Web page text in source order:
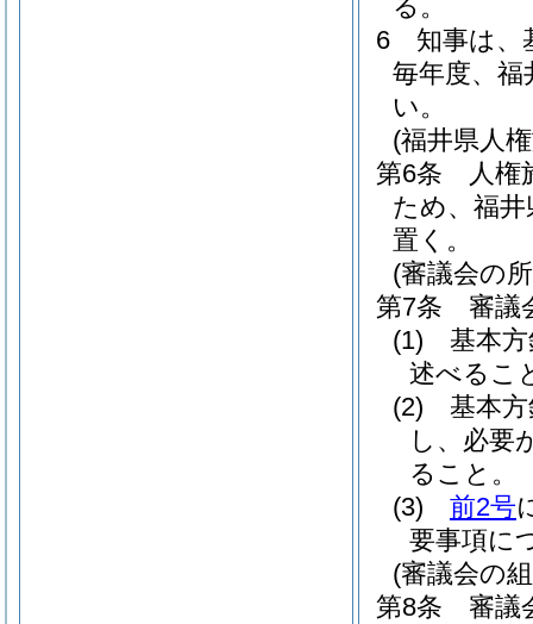
る。
6
知事は、
毎年度、
い。
(福井県人
第6条
人権
ため、福
置く。
(審議会の
第7条
審議
(1)
基本
述べるこ
(2)
基本
し、必要
ること。
(3)
前2号
要事項に
(審議会の
第8条
審議